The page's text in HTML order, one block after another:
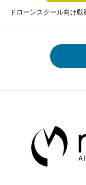
ドローンスクール向け